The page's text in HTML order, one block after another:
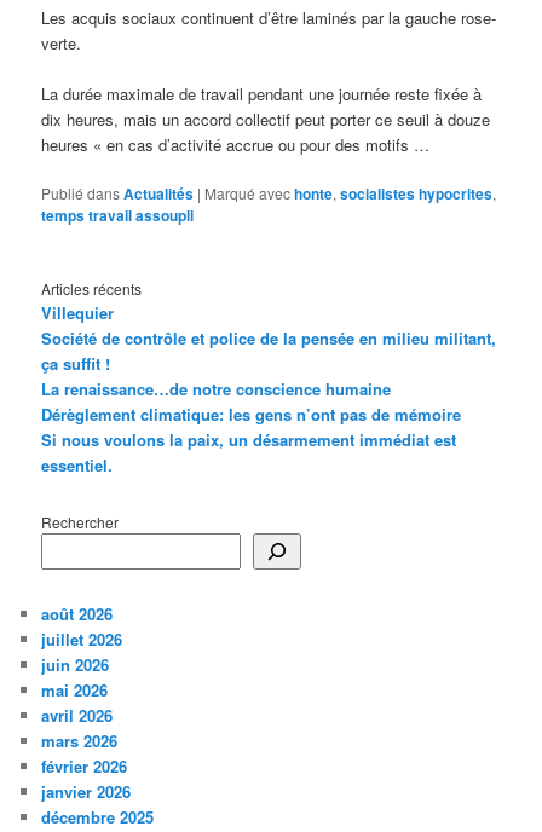
Les acquis sociaux continuent d’être laminés par la gauche rose-
verte.
La durée maximale de travail pendant une journée reste fixée à
dix heures, mais un accord collectif peut porter ce seuil à douze
heures « en cas d’activité accrue ou pour des motifs …
Publié dansActualités | Marqué avechonte,socialistes hypocrites,
temps travail assoupli
Articles récents
Villequier
Société de contrôle et police de la pensée en milieu militant,
ça suffit !
La renaissance…de notre conscience humaine
Dérèglement climatique: les gens n’ont pas de mémoire
Si nous voulons la paix, un désarmement immédiat est
essentiel.
Rechercher
août 2026
juillet 2026
juin 2026
mai 2026
avril 2026
mars 2026
février 2026
janvier 2026
décembre 2025